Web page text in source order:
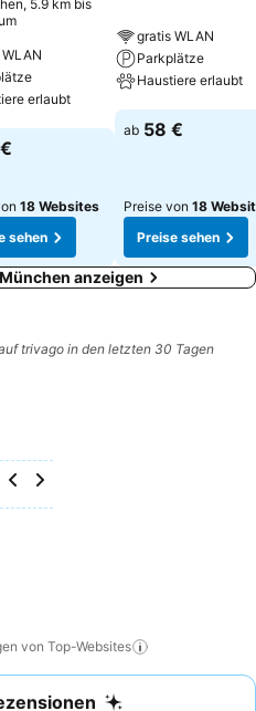
5.9 km bis
erlaubt
18 Websites
sehen
gratis WLAN
Parkplätze
Haustiere erlaubt
Preise sehen
ab 58 €
Preise von 18
Preise sehen
anzeigen
trivago in den letzten 30 Tagen
von Top-Websites